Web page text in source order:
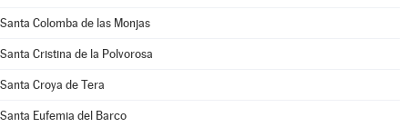
Santa Colomba de las Monjas
Santa Cristina de la Polvorosa
Santa Croya de Tera
Santa Eufemia del Barco